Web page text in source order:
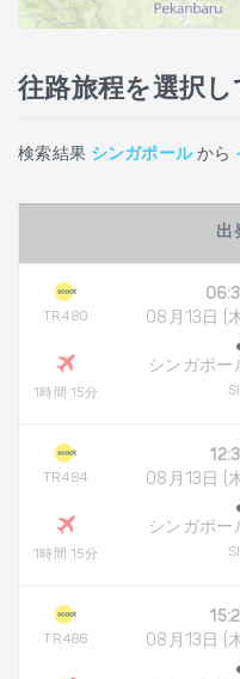
往路旅程を選択
検索結果 シンガポールから
出
TR480
1時間 15分
08月13日 (
シンガポー
TR484
1時間 15分
08月13日 (
シンガポー
TR486
08月13日 (